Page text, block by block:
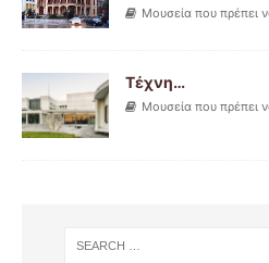
Μουσεία που πρέπει
Τέχνη…
Μουσεία που πρέπει